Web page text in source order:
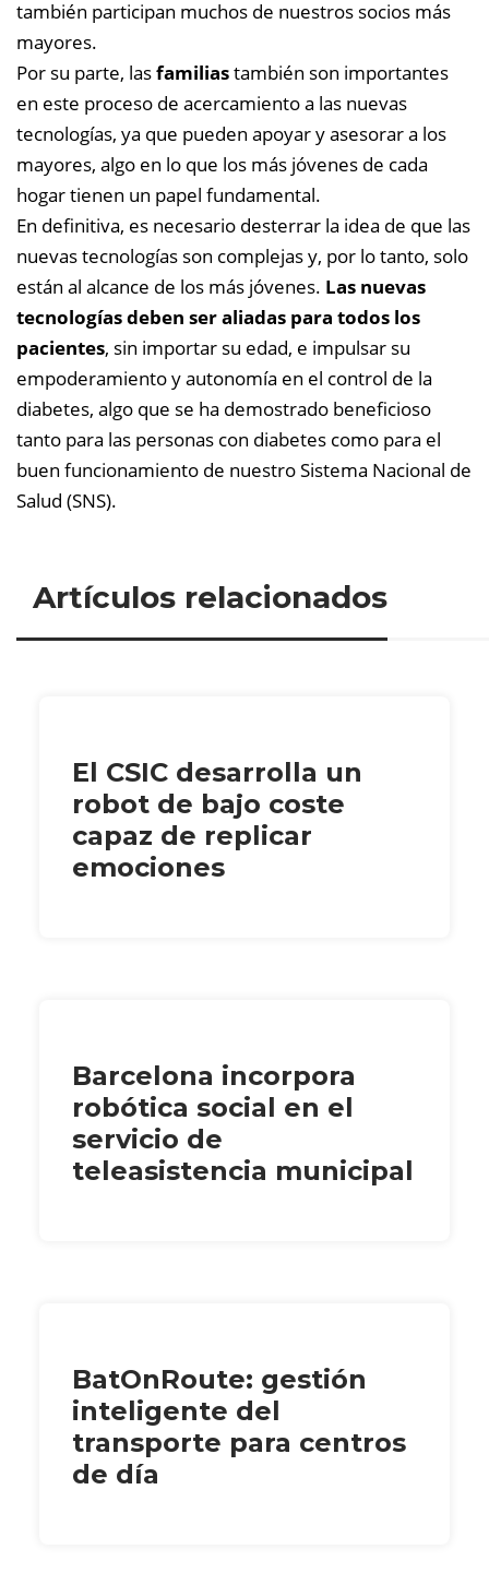
también participan muchos de nuestros socios más
mayores.
Por su parte, lasfamiliastambién son importantes
en este proceso de acercamiento a las nuevas
tecnologías, ya que pueden apoyar y asesorar a los
mayores, algo en lo que los más jóvenes de cada
hogar tienen un papel fundamental.
En definitiva, es necesario desterrar la idea de que las
nuevas tecnologías son complejas y, por lo tanto, solo
están al alcance de los más jóvenes. Las nuevas
tecnologías deben ser aliadas para todos los
pacientes, sin importar su edad, e impulsar su
empoderamiento y autonomía en el control de la
diabetes, algo que se ha demostrado beneficioso
tanto para las personas con diabetes como para el
buen funcionamiento de nuestro Sistema Nacional de
Salud (SNS).
Artículos relacionados
El CSIC desarrolla un
robot de bajo coste
capaz de replicar
emociones
Barcelona incorpora
robótica social en el
servicio de
teleasistencia municipal
BatOnRoute: gestión
inteligente del
transporte para centros
de día